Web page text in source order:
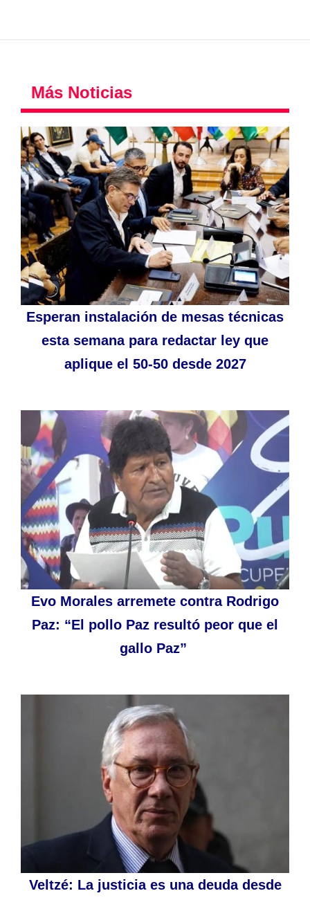
Más Noticias
Esperan instalación de mesas técnicas
esta semana para redactar ley que
aplique el 50-50 desde 2027
Evo Morales arremete contra Rodrigo
Paz: “El pollo Paz resultó peor que el
gallo Paz”
Veltzé: La justicia es una deuda desde